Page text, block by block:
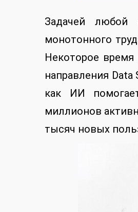
Задачей любой
монотонного
Некоторое
направления
как ИИ
миллионов
тысяч новых